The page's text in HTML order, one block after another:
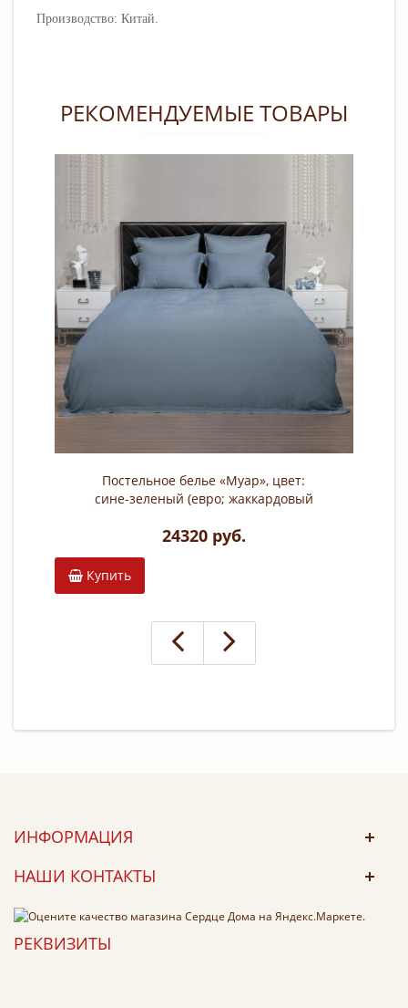
Производство: Китай.
РЕКОМЕНДУЕМЫЕ ТОВАРЫ
Постельное белье «Муар», цвет:
сине-зеленый (евро; жаккардовый
24320 руб.
Купить
ИНФОРМАЦИЯ
НАШИ КОНТАКТЫ
РЕКВИЗИТЫ